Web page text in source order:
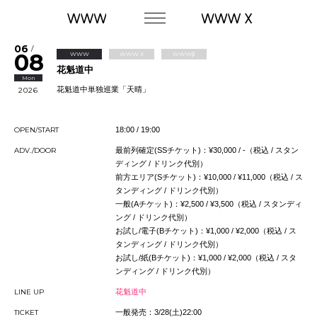
06 /
08
Mon
2026
WWW WWW X WWWβ
花魁道中
花魁道中単独巡業「天晴」
OPEN/START 18:00 / 19:00
ADV./DOOR
最前列確定(SSチケット)：¥30,000 / -（税込 / スタン
ディング / ドリンク代別）
前方エリア(Sチケット)：¥10,000 / ¥11,000（税込 / ス
タンディング / ドリンク代別）
一般(Aチケット)：¥2,500 / ¥3,500（税込 / スタンディ
ング / ドリンク代別）
お試し/電子(Bチケット)：¥1,000 / ¥2,000（税込 / ス
タンディング / ドリンク代別）
お試し/紙(Bチケット)：¥1,000 / ¥2,000（税込 / スタ
ンディング / ドリンク代別）
LINE UP 花魁道中
TICKET
一般発売：3/28(土)22:00